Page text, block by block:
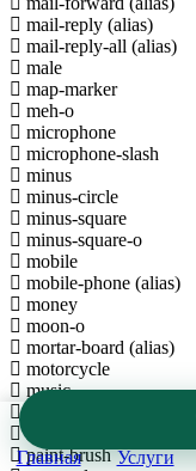
mail-reply (alias)
mail-reply-all (alias)
male
map-marker
meh-o
microphone
microphone-slash
minus
minus-circle
minus-square
minus-square-o
mobile
mobile-phone (alias)
money
moon-o
mortar-board (alias)
motorcycle
music
navicon
newspaper-o
paint-brush
Главная Услуги